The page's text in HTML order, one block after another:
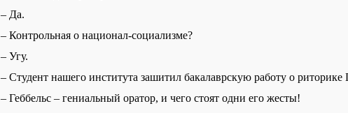
– Да.
– Контрольная о национал-социализме?
– Угу.
– Студент нашего института зашитил бакалаврскую работу о риторике
– Геббельс – гениальный оратор, и чего стоят одни его жесты!